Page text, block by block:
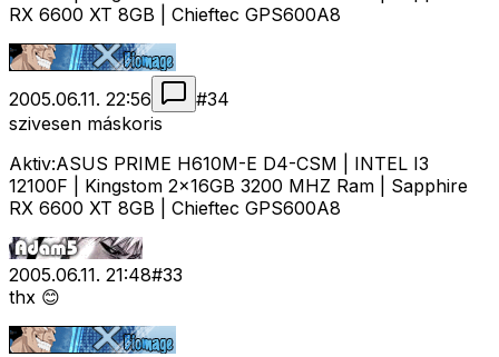
RX 6600 XT 8GB | Chieftec GPS600A8
2005.06.11. 22:56 #34
szivesen máskoris
Aktiv:ASUS PRIME H610M-E D4-CSM | INTEL I3
12100F | Kingstom 2x16GB 3200 MHZ Ram | Sapphire
RX 6600 XT 8GB | Chieftec GPS600A8
2005.06.11. 21:48#33
thx 😊